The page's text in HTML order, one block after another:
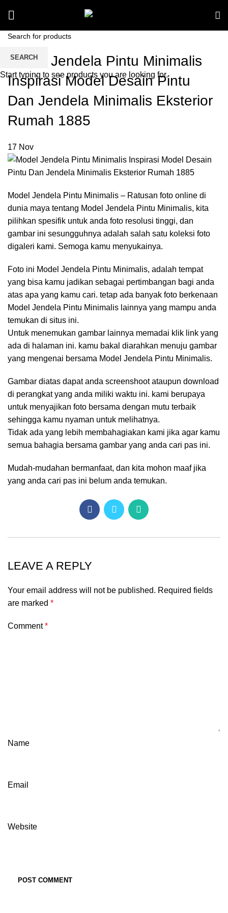
Model Jendela Pintu Minimalis
Inspirasi Model Desain Pintu
Dan Jendela Minimalis Eksterior
Rumah 1885
17 Nov
Model Jendela Pintu Minimalis – Ratusan foto online di
dunia maya tentang Model Jendela Pintu Minimalis, kita
pilihkan spesifik untuk anda foto resolusi tinggi, dan
gambar ini sesungguhnya adalah salah satu koleksi foto
digaleri kami. Semoga kamu menyukainya.
Foto ini Model Jendela Pintu Minimalis, adalah tempat
yang bisa kamu jadikan sebagai pertimbangan bagi anda
atas apa yang kamu cari. tetap ada banyak foto berkenaan
Model Jendela Pintu Minimalis lainnya yang mampu anda
temukan di situs ini.
Untuk menemukan gambar lainnya memadai klik link yang
ada di halaman ini. kamu bakal diarahkan menuju gambar
yang mengenai bersama Model Jendela Pintu Minimalis.
Gambar diatas dapat anda screenshoot ataupun download
di perangkat yang anda miliki waktu ini. kami berupaya
untuk menyajikan foto bersama dengan mutu terbaik
sehingga kamu nyaman untuk melihatnya.
Tidak ada yang lebih membahagiakan kami jika agar kamu
semua bahagia bersama gambar yang anda cari pas ini.
Mudah-mudahan bermanfaat, dan kita mohon maaf jika
yang anda cari pas ini belum anda temukan.
LEAVE A REPLY
Your email address will not be published. Required fields
are marked *
Comment*
Name
Email
Website
SEARCH
Start typing to see products you are looking for.